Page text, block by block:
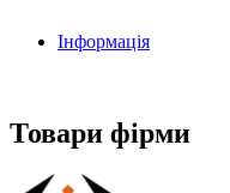
Інформація
Товари фірми